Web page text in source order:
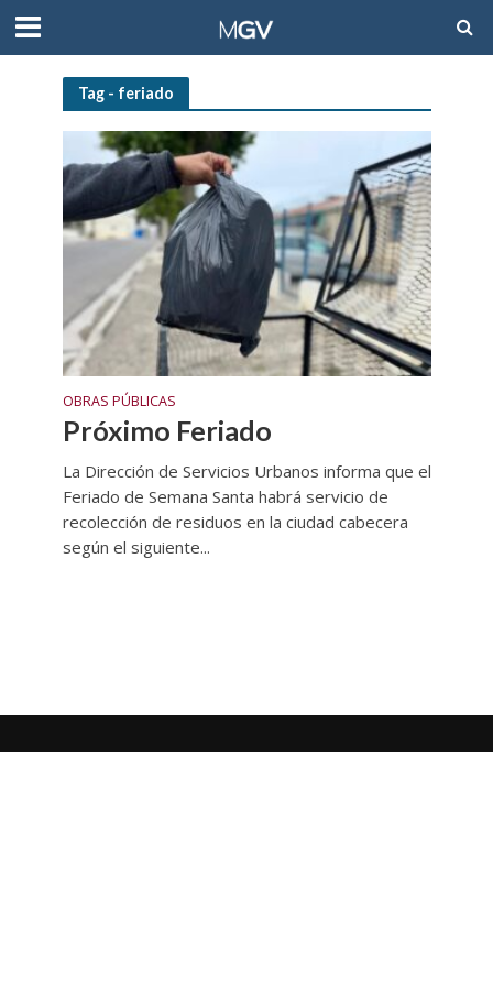
Tag - feriado
OBRAS PÚBLICAS
Próximo Feriado
La Dirección de Servicios Urbanos informa que el
Feriado de Semana Santa habrá servicio de
recolección de residuos en la ciudad cabecera
según el siguiente...